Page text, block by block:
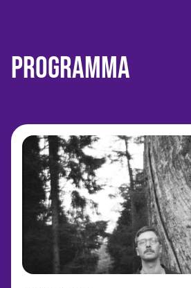
Programma